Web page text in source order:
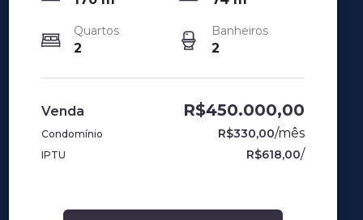
Quartos
2
Banheiros
2
Venda R$450.000,00
Condomínio R$330,00/mês
IPTU R$618,00/